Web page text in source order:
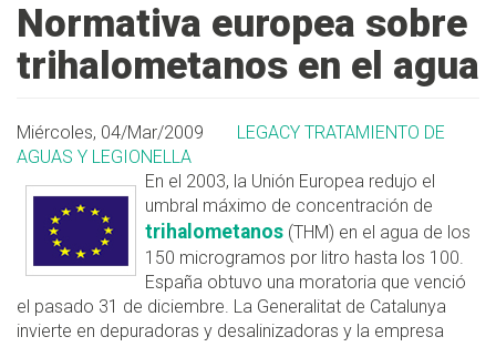
Normativa europea sobre
trihalometanos en el agua
Miércoles, 04/Mar/2009
LEGACY TRATAMIENTO DE
AGUAS Y LEGIONELLA
En el 2003, la Unión Europea redujo el
umbral máximo de concentración de
trihalometanos (THM) en el agua de los
150 microgramos por litro hasta los 100.
España obtuvo una moratoria que venció
el pasado 31 de diciembre. La Generalitat de Catalunya
invierte en depuradoras y desalinizadoras y la empresa